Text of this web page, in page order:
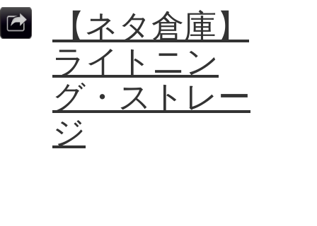
【ネタ倉庫】
ライトニン
グ・ストレー
ジ